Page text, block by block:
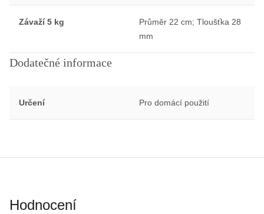
Závaží 5 kg
Průměr 22 cm; Tloušťka 28
mm
Dodatečné informace
Určení Pro domácí použití
Hodnocení